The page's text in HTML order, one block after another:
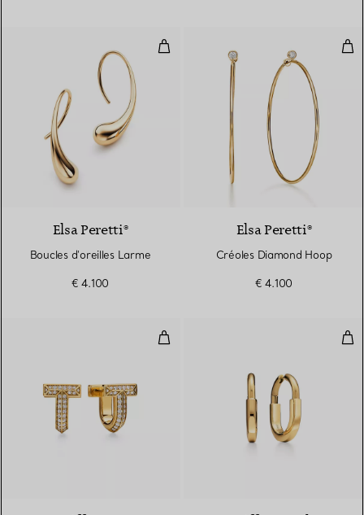
Boucles d'oreilles Larme
Elsa Peretti®
Boucles d'oreilles Larme
€ 4.100
Elsa Peretti®
Créoles Diamond Hoop
€ 4.100
Boucles d’oreilles huggies T1